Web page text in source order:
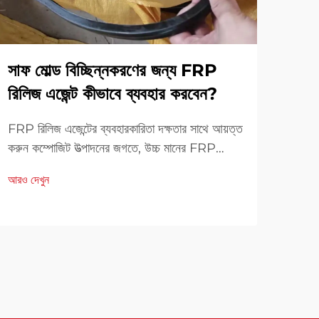
সাফ মোল্ড বিচ্ছিন্নকরণের জন্য FRP
রিলিজ এজেন্ট কীভাবে ব্যবহার করবেন?
FRP রিলিজ এজেন্টের ব্যবহারকারিতা দক্ষতার সাথে আয়ত্ত
করুন কম্পোজিট উত্পাদনের জগতে, উচ্চ মানের FRP
পরিষ্কার এবং দক্ষ ছাঁচ বিচ্ছিন্নকরণ অত্যন্ত গুরুত্বপূর্ণ।
আরও দেখুন